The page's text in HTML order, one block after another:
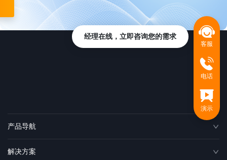
产品导航
解决方案
客服
电话
演示
经理在线，立即咨询您的需求